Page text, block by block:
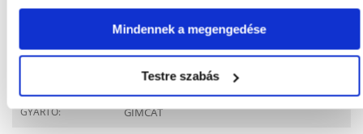
Mindennek a megengedése
Testre szabás
FAJTA: Étrend-kiegészítő
GYÁRTÓ: GIMCAT